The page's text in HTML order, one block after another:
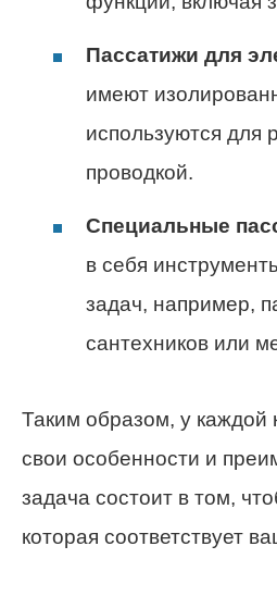
Пассатижи для
имеют
используются для
проводкой.
Специальные
в себя
задач, например,
сантехников или
Таким образом, у каждой
свои особенности и
задача состоит в том,
которая соответствует